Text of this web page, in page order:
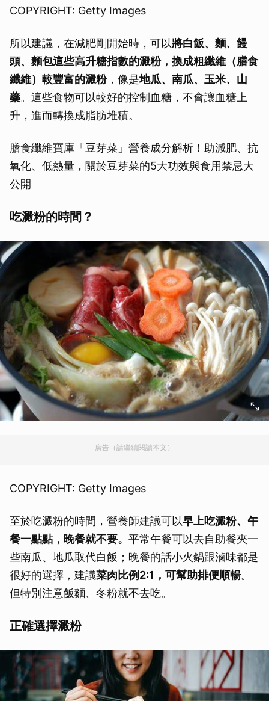
COPYRIGHT: Getty Images
所以建議，在減肥剛開始時，可以將白飯、麵、饅
頭、麵包這些高升糖指數的澱粉，換成粗纖維（膳食
纖維）較豐富的澱粉，像是地瓜、南瓜、玉米、山
藥。這些食物可以較好的控制血糖，不會讓血糖上
升，進而轉換成脂肪堆積。
膳食纖維寶庫「豆芽菜」營養成分解析！助減肥、抗
氧化、低熱量，關於豆芽菜的5大功效與食用禁忌大
公開
吃澱粉的時間？
廣告（請繼續閱讀本文）
COPYRIGHT: Getty Images
至於吃澱粉的時間，營養師建議可以早上吃澱粉、午
餐一點點，晚餐就不要。 平常午餐可以去自助餐夾一
些南瓜、地瓜取代白飯；晚餐的話小火鍋跟滷味都是
很好的選擇，建議菜肉比例2:1，可幫助排便順暢。
但特別注意飯麵、冬粉就不去吃。
正確選擇澱粉